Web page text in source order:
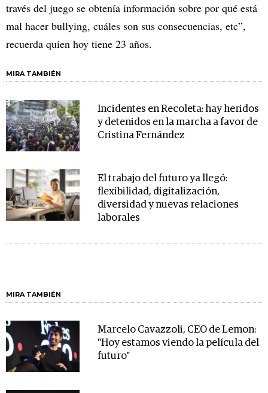
través del juego se obtenía información sobre por qué está
mal hacer bullying, cuáles son sus consecuencias, etc”,
recuerda quien hoy tiene 23 años.
MIRA TAMBIÉN
Incidentes en Recoleta: hay heridos
y detenidos en la marcha a favor de
Cristina Fernández
El trabajo del futuro ya llegó:
flexibilidad, digitalización,
diversidad y nuevas relaciones
laborales
MIRA TAMBIÉN
Marcelo Cavazzoli, CEO de Lemon:
"Hoy estamos viendo la película del
futuro"